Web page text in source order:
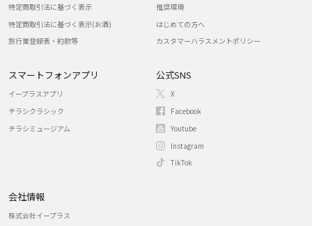
特定商取引法に基づく表示
特定商取引法に基づく表示(お酒)
旅行業登録表・約款等
推奨環境
はじめての方へ
カスタマーハラスメントポリシー
スマートフォンアプリ
イープラスアプリ
チラシクラシック
チラシミュージアム
公式SNS
X
Facebook
Youtube
Instagram
TikTok
会社情報
株式会社イープラス